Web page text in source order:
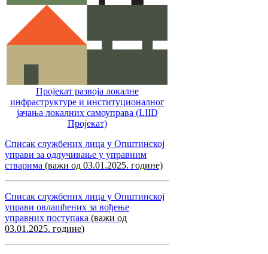
Пројекат развоја локалне
инфраструктуре и институционалног
јачања локалних самоуправa (LIID
Пројекат)
Списак службених лица у Општинској
управи за одлучивање у управним
стварима (важи од 03.01.2025. године)
Списак службених лица у Општинској
управи овлашћених за вођење
управних поступака (важи од
03.01.2025. године)